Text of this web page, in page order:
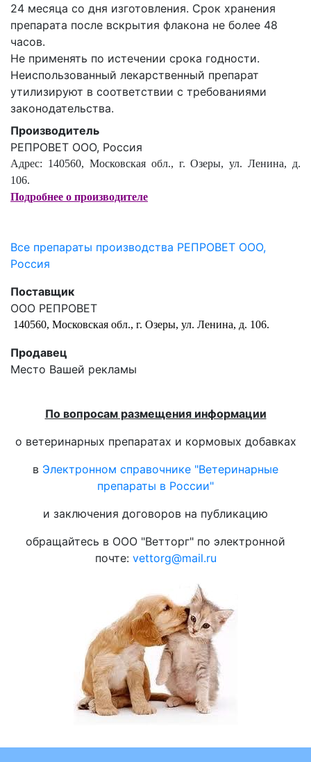
24 месяца со дня изготовления. Срок хранения
препарата после вскрытия флакона не более 48
часов.
Не применять по истечении срока годности.
Неиспользованный лекарственный препарат
утилизируют в соответствии с требованиями
законодательства.
Производитель
РЕПРОВЕТ ООО, Россия
Адрес: 140560, Московская обл., г. Озеры, ул. Ленина, д.
106.
Подробнее о производителе
Все препараты производства РЕПРОВЕТ ООО,
Россия
Поставщик
ООО РЕПРОВЕТ
140560, Московская обл., г. Озеры, ул. Ленина, д. 106.
Продавец
Место Вашей рекламы
По вопросам размещения информации
о ветеринарных препаратах и кормовых добавках
в Электронном справочнике "Ветеринарные
препараты в России"
и заключения договоров на публикацию
обращайтесь в ООО "Ветторг" по электронной
почте: vettorg@mail.ru